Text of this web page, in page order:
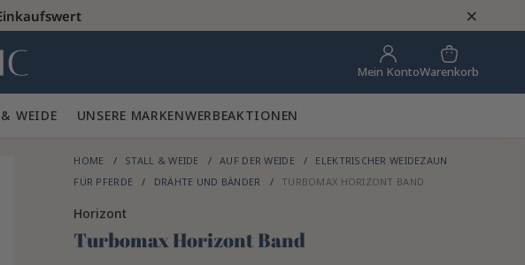
×
Mein KontoWarenkorb
WEIDE 🍃 UNSERE MARKENWERBEAKTIONEN
HOME STALL & WEIDE AUF DER WEIDE
ELEKTRISCHER WEIDEZAUN
FÜR PFERDE
DRÄHTE UND BÄNDER TURBOMAX HORIZONT BAND
Horizont
Turbomax Horizont Band